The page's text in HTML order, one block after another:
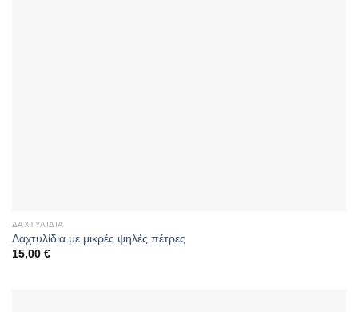
ΔΑΧΤΥΛΊΔΙΑ
Δαχτυλίδια με μικρές ψηλές πέτρες
15,00 €